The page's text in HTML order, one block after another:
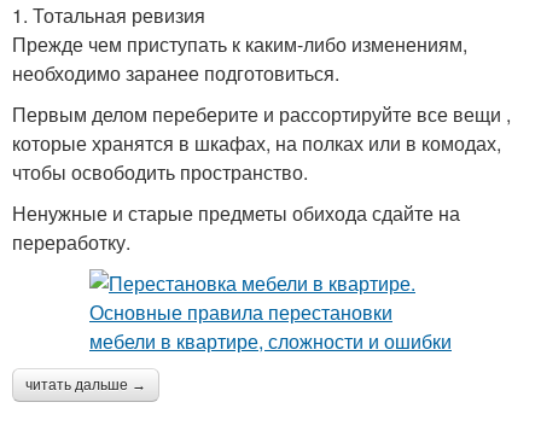
1. Тотальная ревизия
Прежде чем приступать к каким-либо изменениям,
необходимо заранее подготовиться.
Первым делом переберите и рассортируйте все вещи ,
которые хранятся в шкафах, на полках или в комодах,
чтобы освободить пространство.
Ненужные и старые предметы обихода сдайте на
переработку.
читать дальше →